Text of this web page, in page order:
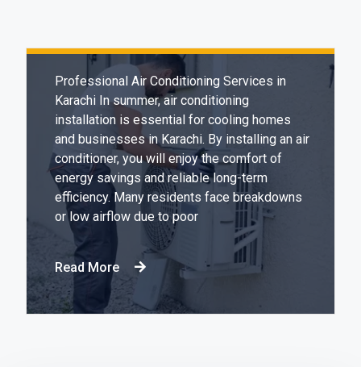
Professional Air Conditioning Services in
Karachi In summer, air conditioning
installation is essential for cooling homes
and businesses in Karachi. By installing an air
conditioner, you will enjoy the comfort of
energy savings and reliable long-term
efficiency. Many residents face breakdowns
or low airflow due to poor
Read More